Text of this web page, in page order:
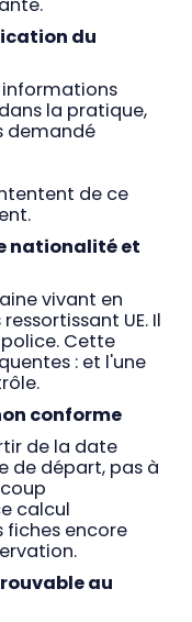
du
informations
la pratique,
demandé
de ce
nationalité et
vivant en
UE. Il
Cette
: et l'une
conforme
de la date
de départ, pas à
calcul
encore
au